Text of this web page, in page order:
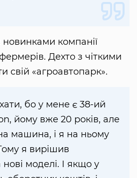
компанії
Дехто з чіткими
свій «агроавтопарк».
бо у мене є 38-ий
йому вже 20 років, але
машина, і я на ньому
я вирішив
моделі. І якщо у